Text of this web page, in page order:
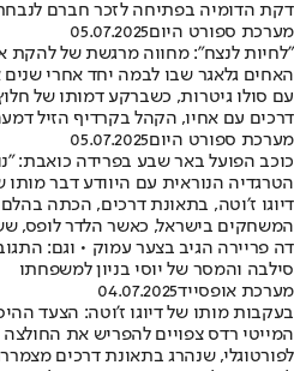
דקת הדומיה בפתיחה לזכר חברם
מערכת ספורט היום05.07.2025
"לחיות לנצח": מחווה מרגשת של להקת
האחים גלאגר שבו לבמה יחד אחרי שנים
עם סולו גיטרות, כשברקע דמותו של
דרכים עם אחיו, הקהל בקרדיף הזיל
מערכת ספורט היום05.07.2025
כוכב הפועל באר שבע בפרידה כואבת:
הטרגדיה הנוראית עם היוודע דבר מותו
דיוגו ז׳וטה, בתאונת דרכים, הכתה
המשחקים בישראל, כאשר הלדר לופס,
דה פריירה הגיב בצער עמוק • וגם:
סילבה והמסר של יוסי בניון למשפחתו
מערכת אופסייד04.07.2025
בעקבות מותו של דיוגו ז'וטה: הצעד